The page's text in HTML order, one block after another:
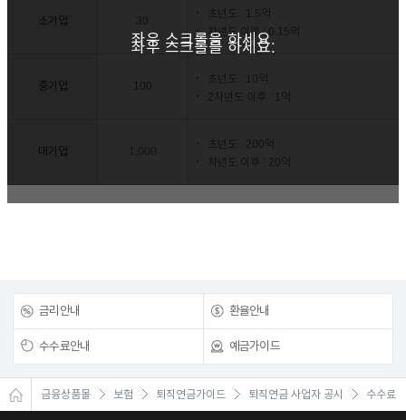
소기업 30
초년도 : 1.5억
차년도 이후 : 0.15억
중기업
초년도 : 10억
2차년도 이후 : 1억
대기업
초년도 : 200억
차년도 이후 : 20억
좌우 스크롤을 하세요.
좌우 스크롤을 하세요.
금리안내 환율안내
수수료안내 예금가이드
금융상품몰 보험 퇴직연금가이드 퇴직연금 사업자 공시 수수료